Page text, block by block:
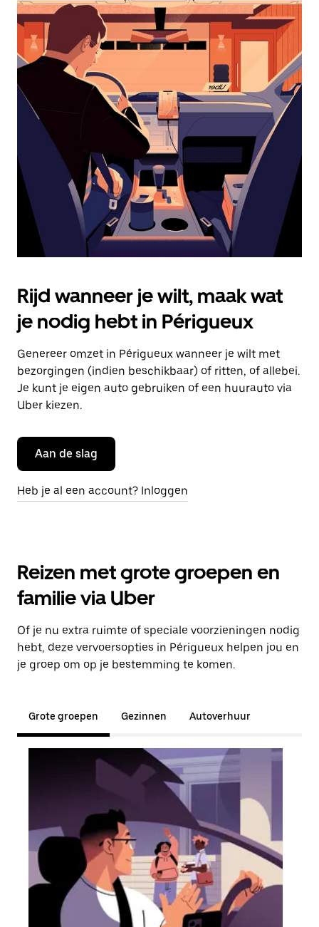
te
openen
een
datum
te
selecteren.
Druk
Escape
agenda
te
sluiten.
Rijd wanneer je wilt, maak wat
je nodig hebt in Périgueux
Genereer omzet in Périgueux wanneer je wilt met
bezorgingen (indien beschikbaar) of ritten, of allebei.
Je kunt je eigen auto gebruiken of een huurauto via
Uber kiezen.
Aan de slag
Heb je al een account? Inloggen
Reizen met grote groepen en
familie via Uber
Of je nu extra ruimte of speciale voorzieningen nodig
hebt, deze vervoersopties in Périgueux helpen jou en
je groep om op je bestemming te komen.
Grote groepen Gezinnen Autoverhuur